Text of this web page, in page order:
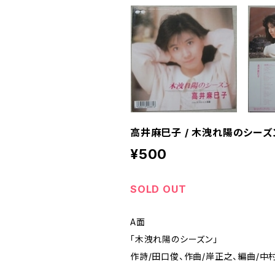
高井麻巳子 / 木洩れ陽のシーズ
¥500
SOLD OUT
A面
「木洩れ陽のシーズン」
作詩/田口俊、作曲/岸正之、編曲/中